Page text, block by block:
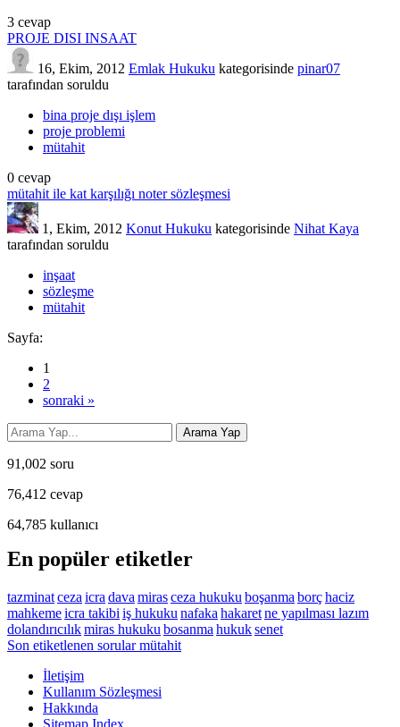
3 cevap
PROJE DISI INSAAT
16, Ekim, 2012 Emlak Hukuku kategorisinde pinar07
tarafından soruldu
bina proje dışı işlem
proje problemi
mütahit
0 cevap
mütahit ile kat karşılığı noter sözleşmesi
1, Ekim, 2012 Konut Hukuku kategorisinde Nihat Kaya
tarafından soruldu
inşaat
sözleşme
mütahit
Sayfa:
1
2
sonraki »
91,002 soru
76,412 cevap
64,785 kullanıcı
En popüler etiketler
tazminatceza icra dava mirasceza hukuku boşanma borçhaciz
mahkemeicra takibi iş hukuku nafaka hakaretne yapılması lazım
dolandırıcılıkmiras hukuku bosanma hukuksenet
Son etiketlenen sorular mütahit
İletişim
Kullanım Sözleşmesi
Hakkında
Sitemap Index